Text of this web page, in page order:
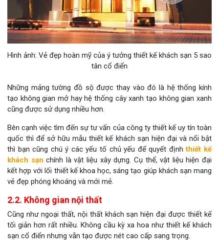
Hình ảnh: Vẻ đẹp hoàn mỹ của ý tưởng thiết kế khách sạn 5 sao
tân cổ điển
Những mảng tường đồ sộ được thay vào đó là hệ thống kính
tạo không gian mở hay hệ thống cây xanh tạo không gian xanh
cũng được sử dụng nhiều hơn.
Bên cạnh việc tìm đến sự tư vấn của công ty thiết kế uy tín toàn
quốc thì để sở hữu mẫu thiết kế khách sạn hiện đại và nổi bật
thì bạn cũng chú ý các yếu tố chủ yếu để quyết địnhthiết kế
khách sạn chính là vật liệu xây dựng. Cụ thể, vật liệu hiện đại
kết hợp với lối thiết kế khoa học, sáng tạo giúp khách sạn mang
vẻ đẹp phóng khoáng và mới mẻ.
2.2. Không gian nội thất
Cũng như ngoại thất, nội thất khách sạn hiện đại được thiết kế
tối giản hơn rất nhiều. Không cầu kỳ xa hoa như thiết kế khách
sạn cổ điển nhưng vẫn tạo được nét cao cấp sang trọng.